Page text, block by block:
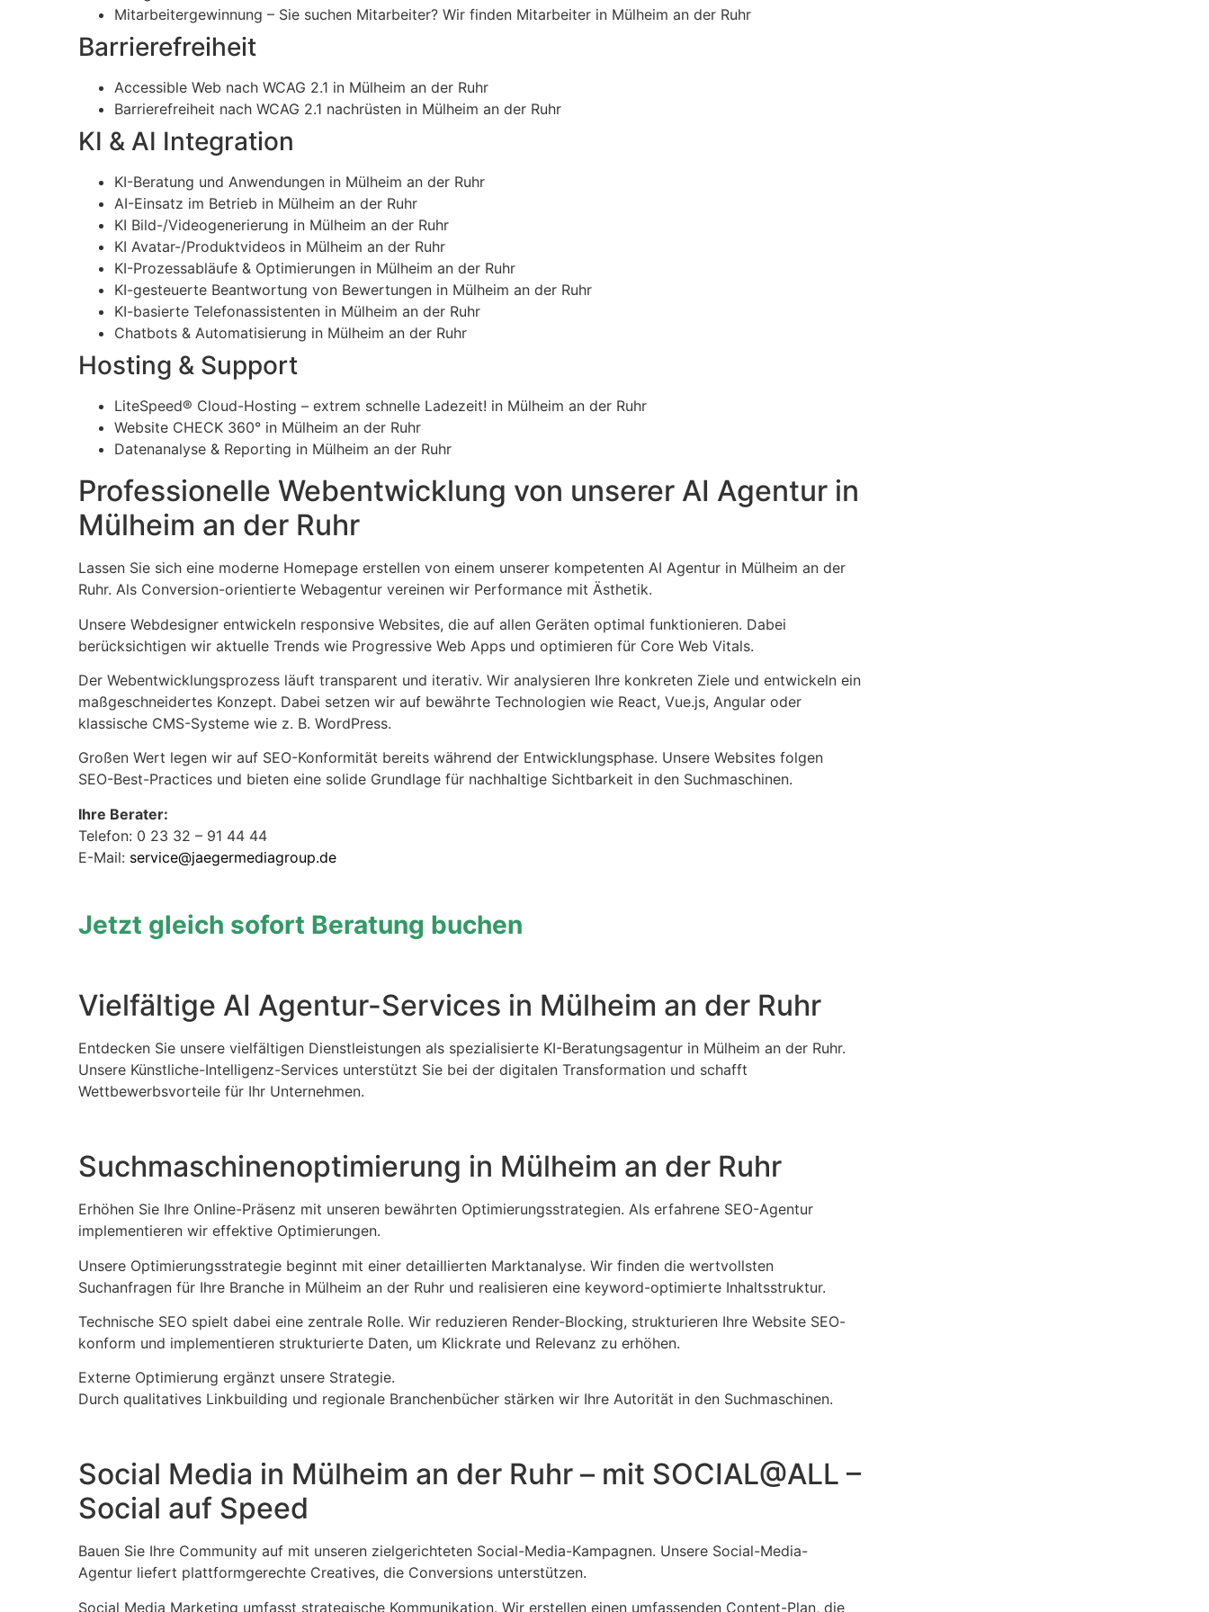
Mitarbeitergewinnung – Sie suchen Mitarbeiter? Wir finden Mitarbeiter in Mülheim an der Ruhr
Barrierefreiheit
Accessible Web nach WCAG 2.1 in Mülheim an der Ruhr
Barrierefreiheit nach WCAG 2.1 nachrüsten in Mülheim an der Ruhr
KI & AI Integration
KI-Beratung und Anwendungen in Mülheim an der Ruhr
AI-Einsatz im Betrieb in Mülheim an der Ruhr
KI Bild-/Videogenerierung in Mülheim an der Ruhr
KI Avatar-/Produktvideos in Mülheim an der Ruhr
KI-Prozessabläufe & Optimierungen in Mülheim an der Ruhr
KI-gesteuerte Beantwortung von Bewertungen in Mülheim an der Ruhr
KI-basierte Telefonassistenten in Mülheim an der Ruhr
Chatbots & Automatisierung in Mülheim an der Ruhr
Hosting & Support
LiteSpeed® Cloud-Hosting – extrem schnelle Ladezeit! in Mülheim an der Ruhr
Website CHECK 360° in Mülheim an der Ruhr
Datenanalyse & Reporting in Mülheim an der Ruhr
Professionelle Webentwicklung von unserer AI Agentur in
Mülheim an der Ruhr
Lassen Sie sich eine moderne Homepage erstellen von einem unserer kompetenten AI Agentur in Mülheim an der
Ruhr. Als Conversion-orientierte Webagentur vereinen wir Performance mit Ästhetik.
Unsere Webdesigner entwickeln responsive Websites, die auf allen Geräten optimal funktionieren. Dabei
berücksichtigen wir aktuelle Trends wie Progressive Web Apps und optimieren für Core Web Vitals.
Der Webentwicklungsprozess läuft transparent und iterativ. Wir analysieren Ihre konkreten Ziele und entwickeln ein
maßgeschneidertes Konzept. Dabei setzen wir auf bewährte Technologien wie React, Vue.js, Angular oder
klassische CMS-Systeme wie z. B. WordPress.
Großen Wert legen wir auf SEO-Konformität bereits während der Entwicklungsphase. Unsere Websites folgen
SEO-Best-Practices und bieten eine solide Grundlage für nachhaltige Sichtbarkeit in den Suchmaschinen.
Ihre Berater:
Telefon: 0 23 32 – 91 44 44
E-Mail: service@jaegermediagroup.de
Jetzt gleich sofort Beratung buchen
Vielfältige AI Agentur-Services in Mülheim an der Ruhr
Entdecken Sie unsere vielfältigen Dienstleistungen als spezialisierte KI-Beratungsagentur in Mülheim an der Ruhr.
Unsere Künstliche-Intelligenz-Services unterstützt Sie bei der digitalen Transformation und schafft
Wettbewerbsvorteile für Ihr Unternehmen.
Suchmaschinenoptimierung in Mülheim an der Ruhr
Erhöhen Sie Ihre Online-Präsenz mit unseren bewährten Optimierungsstrategien. Als erfahrene SEO-Agentur
implementieren wir effektive Optimierungen.
Unsere Optimierungsstrategie beginnt mit einer detaillierten Marktanalyse. Wir finden die wertvollsten
Suchanfragen für Ihre Branche in Mülheim an der Ruhr und realisieren eine keyword-optimierte Inhaltsstruktur.
Technische SEO spielt dabei eine zentrale Rolle. Wir reduzieren Render-Blocking, strukturieren Ihre Website SEO-
konform und implementieren strukturierte Daten, um Klickrate und Relevanz zu erhöhen.
Externe Optimierung ergänzt unsere Strategie.
Durch qualitatives Linkbuilding und regionale Branchenbücher stärken wir Ihre Autorität in den Suchmaschinen.
Social Media in Mülheim an der Ruhr – mit SOCIAL@ALL –
Social auf Speed
Bauen Sie Ihre Community auf mit unseren zielgerichteten Social-Media-Kampagnen. Unsere Social-Media-
Agentur liefert plattformgerechte Creatives, die Conversions unterstützen.
Social Media Marketing umfasst strategische Kommunikation. Wir erstellen einen umfassenden Content-Plan, die